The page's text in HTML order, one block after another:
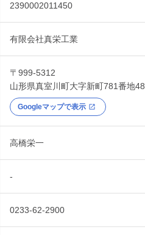
2390002011450
有限会社真栄工業
〒999-5312
山形県真室川町大字新町781番地48
Googleマップで表示
高橋栄一
-
0233-62-2900